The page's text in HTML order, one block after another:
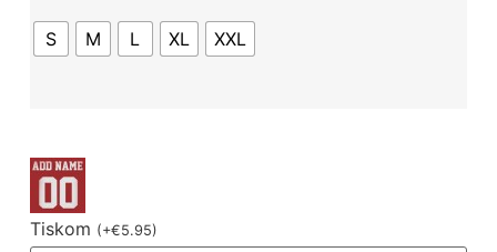
S M L XL XXL
Tiskom (+€5.95)